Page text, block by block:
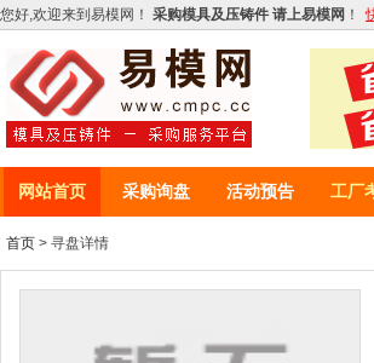
您好,欢迎来到易模网！ 采购模具及压铸件 请上易模网 ！
网站首页 采购询盘 活动预告 工厂
首页 > 寻盘详情